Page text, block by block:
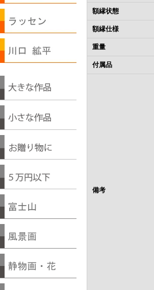
額縁状態
額縁仕様
重量
付属品
備考